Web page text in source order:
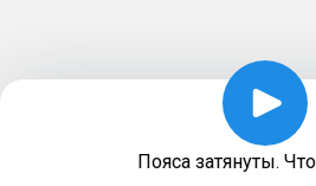
Пояса затянуты.